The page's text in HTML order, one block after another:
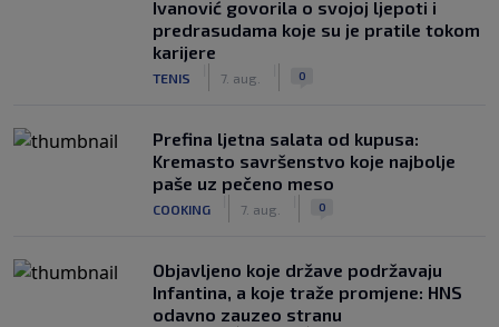
Ivanović govorila o svojoj ljepoti i
predrasudama koje su je pratile tokom
karijere
TENIS 7. aug. 0
Prefina ljetna salata od kupusa:
Kremasto savršenstvo koje najbolje
paše uz pečeno meso
COOKING 7. aug. 0
Objavljeno koje države podržavaju
Infantina, a koje traže promjene: HNS
odavno zauzeo stranu